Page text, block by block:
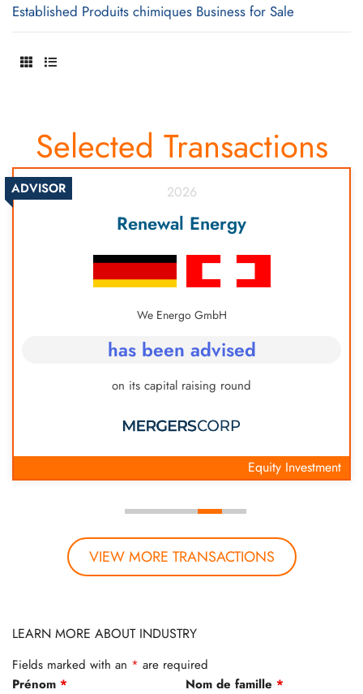
Established Produits chimiques Business for Sale
Selected Transactions
ADVISOR 2026
Renewal Energy
We Energo GmbH
has been advised
on its capital raising round
Equity Investment
VIEW MORE TRANSACTIONS
LEARN MORE ABOUT INDUSTRY
Fields marked with an * are required
Prénom * Nom de famille *